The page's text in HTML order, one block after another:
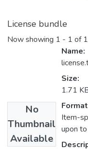
License bundle
Now showing 1 - 1 of 1
No
Thumbnail
Available
Name:
Size:
1.71
Item-
upon